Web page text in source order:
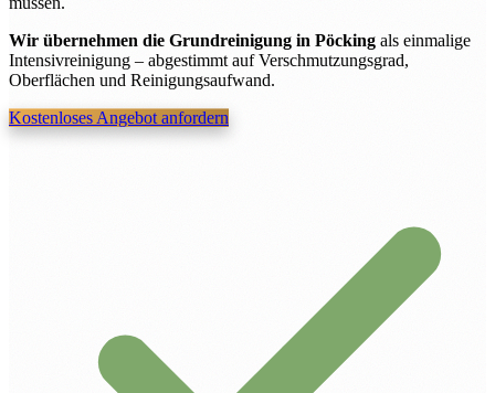
Wir übernehmen die Grundreinigung in Pöcking als einmalige
Intensivreinigung – abgestimmt auf Verschmutzungsgrad,
Oberflächen und Reinigungsaufwand.
Kostenloses Angebot anfordern